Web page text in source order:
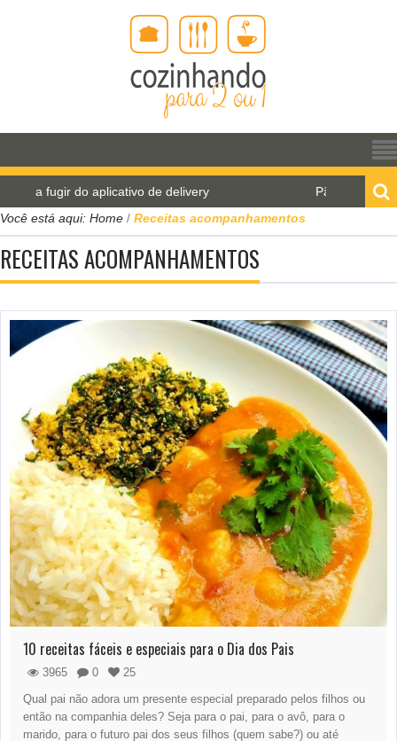
do aplicativo de delivery
Pão de água para o
Você está aqui: Home / Receitas acompanhamentos
RECEITAS ACOMPANHAMENTOS
10 receitas fáceis e especiais para o Dia dos Pais
3965 0
25
Qual pai não adora um presente especial preparado pelos filhos ou
então na companhia deles? Seja para o pai, para o avô, para o
marido, para o futuro pai dos seus filhos (quem sabe?) ou até